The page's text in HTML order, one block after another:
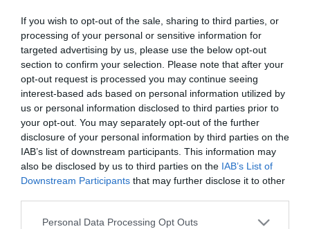
If you wish to opt-out of the sale, sharing to third parties, or
processing of your personal or sensitive information for
targeted advertising by us, please use the below opt-out
section to confirm your selection. Please note that after your
opt-out request is processed you may continue seeing
interest-based ads based on personal information utilized by
us or personal information disclosed to third parties prior to
your opt-out. You may separately opt-out of the further
disclosure of your personal information by third parties on the
IAB’s list of downstream participants. This information may
also be disclosed by us to third parties on the IAB’s List of
Downstream Participants that may further disclose it to other
Please note that this website/app uses one or more Google
Personal Data Processing Opt Outs
«Έμεινε 48 ώρες στο νερό» (φωτο)
Βρέθηκε στη θάλασσα πλήρως αφυδατωμένος και σε
κατάσταση υποθερμίας